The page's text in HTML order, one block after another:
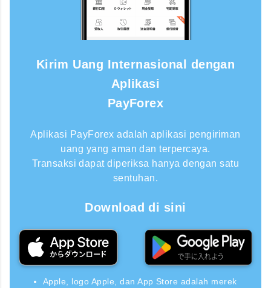
Kirim Uang Internasional dengan
Aplikasi
PayForex
Aplikasi PayForex adalah aplikasi pengiriman
uang yang aman dan terpercaya.
Transaksi dapat diperiksa hanya dengan satu
sentuhan.
Download di sini
Apple, logo Apple, dan App Store adalah merek